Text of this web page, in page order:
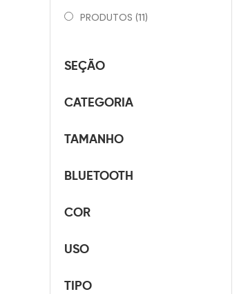
PRODUTOS (11)
SEÇÃO
CATEGORIA
TAMANHO
BLUETOOTH
COR
USO
TIPO